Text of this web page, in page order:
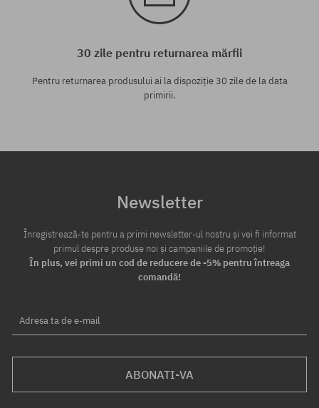
30 zile pentru returnarea mărfii
Pentru returnarea produsului ai la dispoziție 30 zile de la data
primirii.
Newsletter
Înregistrează-te pentru a primi newsletter-ul nostru și vei fi informat
primul despre produse noi și campaniile de promoție!
În plus, vei primi un cod de reducere de -5% pentru întreaga
comandă!
Adresa ta de e-mail
ABONATI-VA